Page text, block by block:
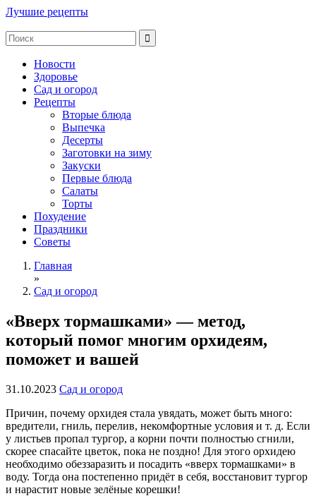
Лучшие рецепты
Новости
Здоровье
Сад и огород
Рецепты
Вторые блюда
Выпечка
Десерты
Заготовки на зиму
Закуски
Первые блюда
Салаты
Торты
Похудение
Праздники
Советы
Главная
»
Сад и огород
«Вверх тормашками» — метод,
который помог многим орхидеям,
поможет и вашей
31.10.2023 Сад и огород
Причин, почему орхидея стала увядать, может быть много:
вредители, гниль, перелив, некомфортные условия и т. д. Если
у листьев пропал тургор, а корни почти полностью сгнили,
скорее спасайте цветок, пока не поздно! Для этого орхидею
необходимо обеззаразить и посадить «вверх тормашками» в
воду. Тогда она постепенно придёт в себя, восстановит тургор
и нарастит новые зелёные корешки!